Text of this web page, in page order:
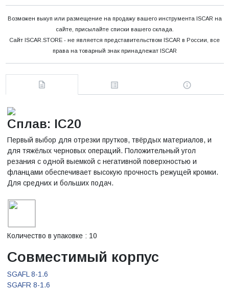
Возможен выкуп или размещение на продажу вашего инструмента ISCAR на
сайте, присылайте списки вашего склада.
Сайт ISCAR.STORE - не является представительством ISCAR в России, все
права на товарный знак принадлежат ISCAR
Сплав: IC20
Первый выбор для отрезки прутков, твёрдых материалов, и
для тяжёлых черновых операций. Положительный угол
резания с одной выемкой с негативной поверхностью и
фланцами обеспечивает высокую прочность режущей кромки.
Для средних и больших подач.
Количество в упаковке : 10
Совместимый корпус
SGAFL 8-1.6
SGAFR 8-1.6